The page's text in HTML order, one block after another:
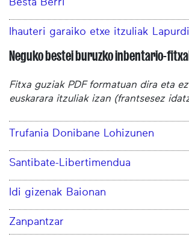
Besta Berri
Ihauteri garaiko etxe itzuliak
Neguko bestei buruzko inbentario-
Fitxa guziak PDF formatuan dira eta
euskarara itzuliak izan (frantsesez
Trufania Donibane Lohizunen
Santibate-Libertimendua
Idi gizenak Baionan
Zanpantzar